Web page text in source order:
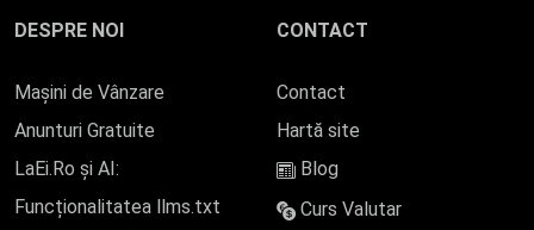
DESPRE NOI
Mașini de Vânzare
Anunturi Gratuite
LaEi.Ro și AI:
Funcționalitatea llms.txt
CONTACT
Contact
Hartă site
Blog
Curs Valutar